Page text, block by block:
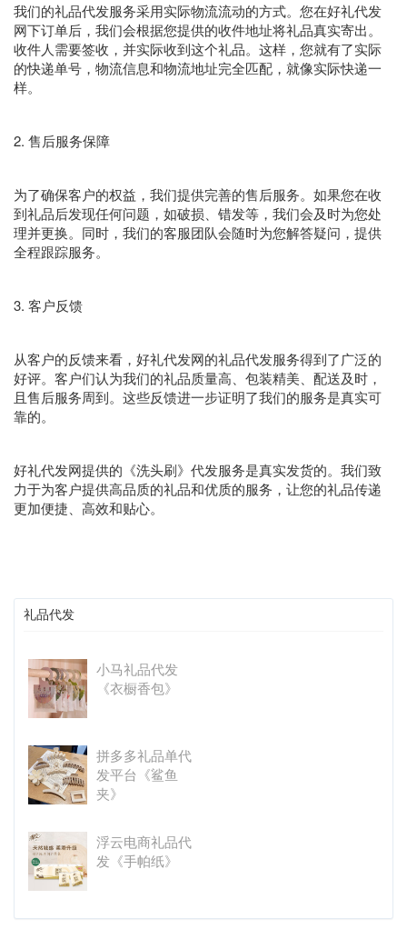
我们的礼品代发服务采用实际物流流动的方式。您在好礼代发
网下订单后，我们会根据您提供的收件地址将礼品真实寄出。
收件人需要签收，并实际收到这个礼品。这样，您就有了实际
的快递单号，物流信息和物流地址完全匹配，就像实际快递一
样。
2. 售后服务保障
为了确保客户的权益，我们提供完善的售后服务。如果您在收
到礼品后发现任何问题，如破损、错发等，我们会及时为您处
理并更换。同时，我们的客服团队会随时为您解答疑问，提供
全程跟踪服务。
3. 客户反馈
从客户的反馈来看，好礼代发网的礼品代发服务得到了广泛的
好评。客户们认为我们的礼品质量高、包装精美、配送及时，
且售后服务周到。这些反馈进一步证明了我们的服务是真实可
靠的。
好礼代发网提供的《洗头刷》代发服务是真实发货的。我们致
力于为客户提供高品质的礼品和优质的服务，让您的礼品传递
更加便捷、高效和贴心。
礼品代发
小马礼品代发
《衣橱香包》
拼多多礼品单代
发平台《鲨鱼
夹》
浮云电商礼品代
发《手帕纸》